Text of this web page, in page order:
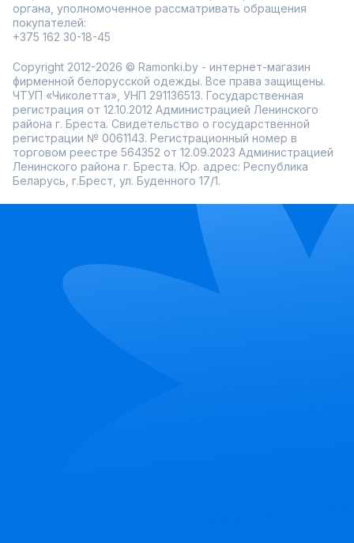
органа, уполномоченное рассматривать обращения
покупателей:
+375 162 30-18-45
Copyright 2012-2026 © Ramonki.by - интернет-магазин
фирменной белорусской одежды. Все права защищены.
ЧТУП «Чиколетта», УНП 291136513. Государственная
регистрация от 12.10.2012 Администрацией Ленинского
района г. Бреста. Свидетельство о государственной
регистрации № 0061143. Регистрационный номер в
торговом реестре 564352 от 12.09.2023 Администрацией
Ленинского района г. Бреста. Юр. адрес: Республика
Беларусь, г.Брест, ул. Буденного 17/1.